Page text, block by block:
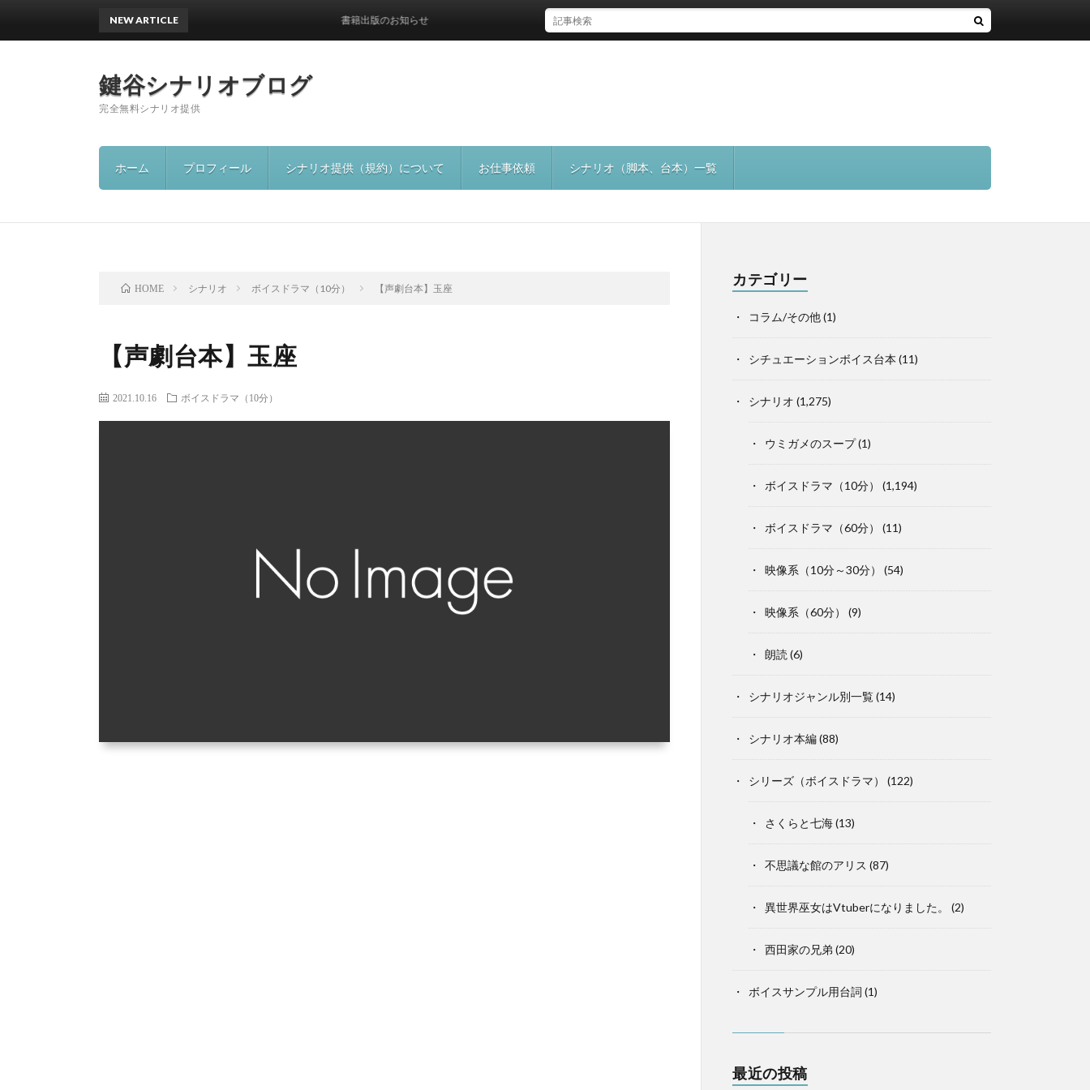
鍵谷シナリオブログ
完全無料シナリオ提供
ホーム プロフィール シナリオ提供（規約）について お仕事依頼 シナリオ（脚本、台本）一覧
NEW ARTICLE 書籍出版のお知らせ
HOME シナリオ ボイスドラマ（10分） 【声劇台本】玉座
【声劇台本】玉座
2021.10.16 ボイスドラマ（10分）
カテゴリー
コラム/その他(1)
シチュエーションボイス台本 (11)
シナリオ (1,275)
ウミガメのスープ(1)
ボイスドラマ（10分） (1,194)
ボイスドラマ（60分） (11)
映像系（10分～30分） (54)
映像系（60分） (9)
朗読 (6)
シナリオジャンル別一覧(14)
シナリオ本編(88)
シリーズ（ボイスドラマ） (122)
さくらと七海(13)
不思議な館のアリス (87)
異世界巫女はVtuberになりました。 (2)
西田家の兄弟 (20)
ボイスサンプル用台詞 (1)
最近の投稿